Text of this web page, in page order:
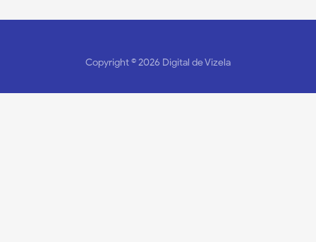
Copyright ©2026 Digital de Vizela